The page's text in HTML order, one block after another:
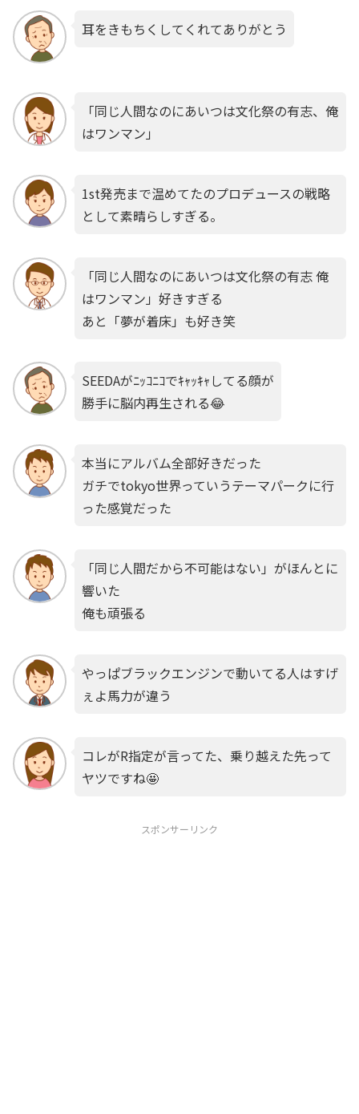
耳をきもちくしてくれてありがとう
「同じ人間なのにあいつは文化祭の有志、俺
はワンマン」
1st発売まで温めてたのプロデュースの戦略
として素晴らしすぎる。
「同じ人間なのにあいつは文化祭の有志 俺
はワンマン」好きすぎる
あと「夢が着床」も好き笑
SEEDAがﾆｯｺﾆｺでｷｬｯｷｬしてる顔が
勝手に脳内再生される😂
本当にアルバム全部好きだった
ガチでtokyo世界っていうテーマパークに行
った感覚だった
「同じ人間だから不可能はない」がほんとに
響いた
俺も頑張る
やっぱブラックエンジンで動いてる人はすげ
ぇよ馬力が違う
コレがR指定が言ってた、乗り越えた先って
ヤツですね🤩
スポンサーリンク